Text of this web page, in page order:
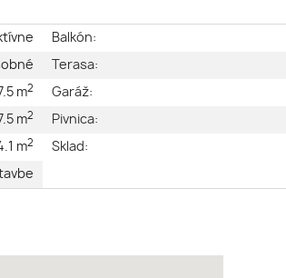
m2
m2
m2
Balkón:
Terasa:
Garáž:
Pivnica:
Sklad: